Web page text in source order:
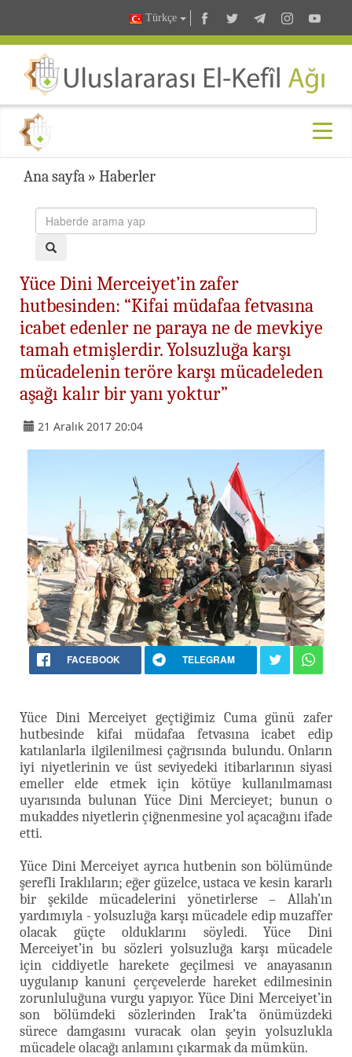
Türkçe
Ana sayfa » Haberler
Yüce Dini Merceiyet’in zafer
hutbesinden: “Kifai müdafaa fetvasına
icabet edenler ne paraya ne de mevkiye
tamah etmişlerdir. Yolsuzluğa karşı
mücadelenin teröre karşı mücadeleden
aşağı kalır bir yanı yoktur”
21 Aralık 2017 20:04
FACEBOOK TELEGRAM
Yüce Dini Merceiyet geçtiğimiz Cuma günü zafer
hutbesinde kifai müdafaa fetvasına icabet edip
katılanlarla ilgilenilmesi çağrısında bulundu. Onların
iyi niyetlerinin ve üst seviyedeki itibarlarının siyasi
emeller elde etmek için kötüye kullanılmaması
uyarısında bulunan Yüce Dini Mercieyet; bunun o
mukaddes niyetlerin çiğnenmesine yol açacağını ifade
etti.
Yüce Dini Merceiyet ayrıca hutbenin son bölümünde
şerefli Iraklıların; eğer güzelce, ustaca ve kesin kararlı
bir şekilde mücadelerini yönetirlerse – Allah’ın
yardımıyla - yolsuzluğa karşı mücadele edip muzaffer
olacak güçte olduklarını söyledi. Yüce Dini
Merceiyet’in bu sözleri yolsuzluğa karşı mücadele
için ciddiyetle harekete geçilmesi ve anayasanın
uygulanıp kanuni çerçevelerde hareket edilmesinin
zorunluluğuna vurgu yapıyor. Yüce Dini Merceiyet’in
son bölümdeki sözlerinden Irak’ta önümüzdeki
sürece damgasını vuracak olan şeyin yolsuzlukla
mücadele olacağı anlamını çıkarmak da mümkün.